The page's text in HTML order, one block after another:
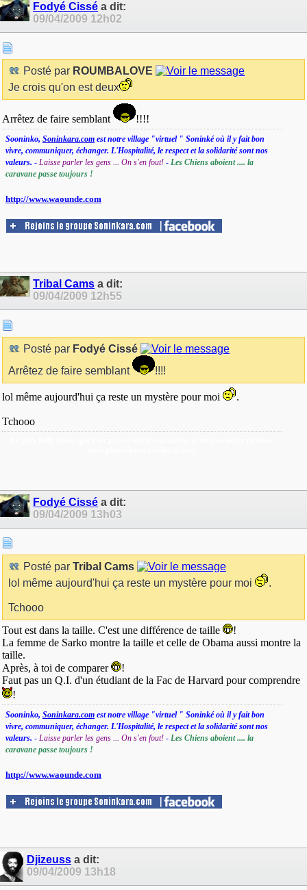
Fodyé Cissé a dit:
09/04/2009 12h02
Posté par ROUMBALOVE
Je crois qu'on est deux
Arrêtez de faire semblant !!!!
Sooninko, Soninkara.com est notre village "virtuel " Soninké où il y fait bon
vivre, communiquer, échanger. L'Hospitalité, le respect et la solidarité sont nos
valeurs. - Laisse parler les gens ... On s'en fout! - Les Chiens aboient .... la
caravane passe toujours !
http://www.waounde.com
Tribal Cams a dit:
09/04/2009 12h55
Posté par Fodyé Cissé
Arrêtez de faire semblant
!!!!
lol même aujourd'hui ça reste un mystère pour moi .
Tchooo
Fodyé Cissé a dit:
09/04/2009 13h03
Posté par Tribal Cams
lol même aujourd'hui ça reste un mystère pour moi
.
Tchooo
Tout est dans la taille. C'est une différence de taille
!
La femme de Sarko montre la taille et celle de Obama aussi montre la
taille.
Après, à toi de comparer
!
Faut pas un Q.I. d'un étudiant de la Fac de Harvard pour comprendre
!
Sooninko, Soninkara.com est notre village "virtuel " Soninké où il y fait bon
vivre, communiquer, échanger. L'Hospitalité, le respect et la solidarité sont nos
valeurs. - Laisse parler les gens ... On s'en fout! - Les Chiens aboient .... la
caravane passe toujours !
http://www.waounde.com
Djizeussa dit:
09/04/2009 13h18